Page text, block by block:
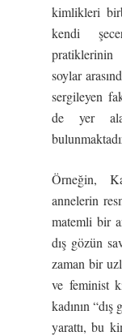
kimlikleri
kendi
pratiklerinin
soylar
sergileyen
de yer
Örneğin,
annelerin
matemli bir
dış gözün
zaman bir
ve feminist
kadının
yarattı, bu